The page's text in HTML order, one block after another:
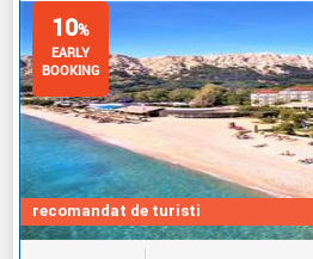
recomandat de turisti
10%
EARLY
BOOKING